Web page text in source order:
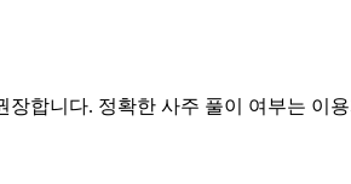
합니다. 정확한 사주 풀이 여부는 이